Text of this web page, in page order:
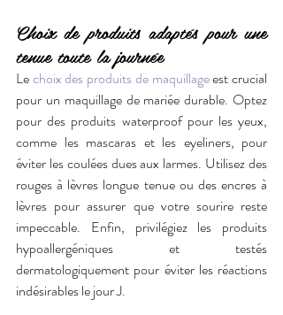
Choix de produits adaptés pour une
tenue toute la journée
Le choix des produits de maquillage est crucial
pour un maquillage de mariée durable. Optez
pour des produits waterproof pour les yeux,
comme les mascaras et les eyeliners, pour
éviter les coulées dues aux larmes. Utilisez des
rouges à lèvres longue tenue ou des encres à
lèvres pour assurer que votre sourire reste
impeccable. Enfin, privilégiez les produits
hypoallergéniques et testés
dermatologiquement pour éviter les réactions
indésirables le jour J.